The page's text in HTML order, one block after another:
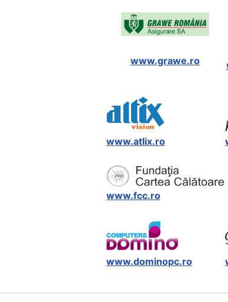
www.grawe.ro
www.atlix.ro
www.fcc.ro
www.dominopc.ro